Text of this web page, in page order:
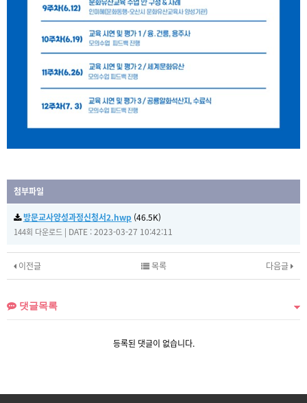
첨부파일
방문교사양성과정신청서2.hwp (46.5K)
144회 다운로드 | DATE : 2023-03-27 10:42:11
이전글 다음글
목록
댓글목록
등록된 댓글이 없습니다.